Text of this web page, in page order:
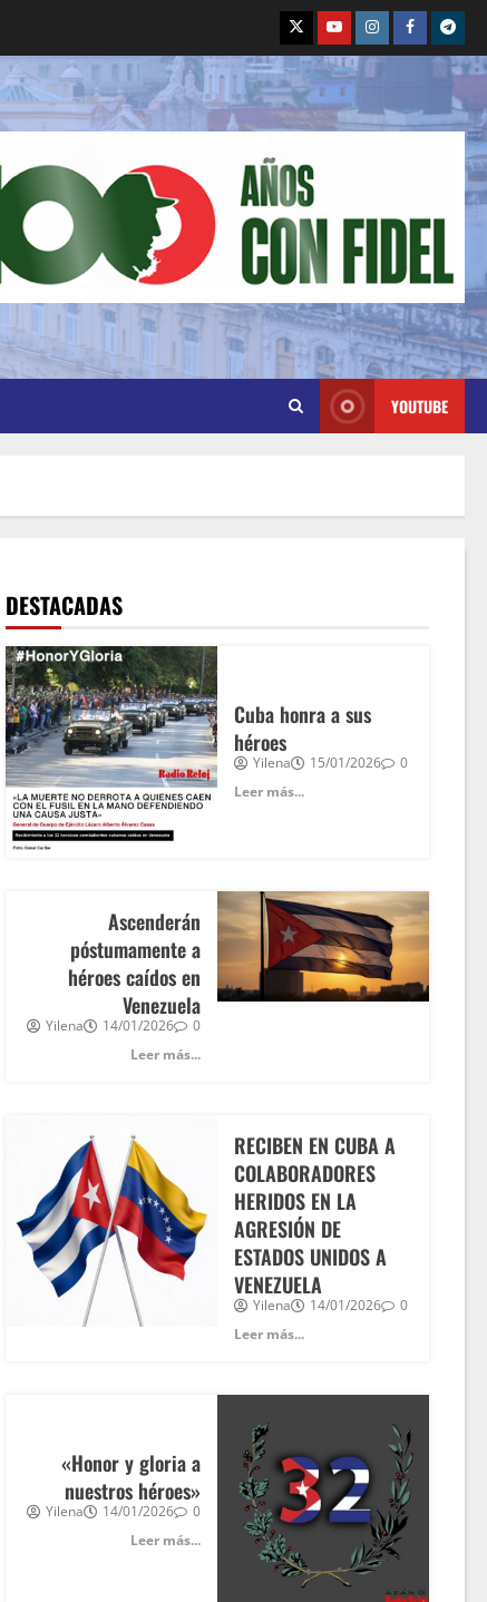
YOUTUBE
DESTACADAS
Cuba honra a sus
héroes
Yilena 15/01/2026
0
Leer más...
Ascenderán
póstumamente a
héroes caídos en
Venezuela
Yilena 14/01/2026
0
Leer más...
RECIBEN EN CUBA A
COLABORADORES
HERIDOS EN LA
AGRESIÓN DE
ESTADOS UNIDOS A
VENEZUELA
Yilena 14/01/2026
0
Leer más...
«Honor y gloria a
nuestros héroes»
Yilena 14/01/2026
0
Leer más...